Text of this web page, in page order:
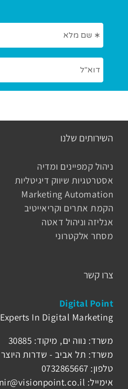
השירותים שלנו
ניהול קמפיינים ומדיה
אסטרטגיות שיווק דיגיטליות
Marketing Automation
הקמת אתרים וקריאייטיב
אנליזה וניהול דאטה
מסחר אלקטרוני
צרו קשר
Digital Point
Experts In Digital Marketing
משרד: נווה ים, מיקוד: 30885
משרד: תל אביב - שדרות היוצר 3
טלפון: 0732865667
אימייל: nir@visionpoint.co.il